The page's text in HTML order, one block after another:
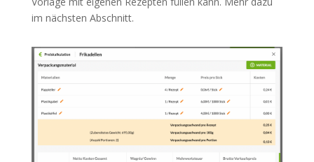
im nächsten Abschnitt.